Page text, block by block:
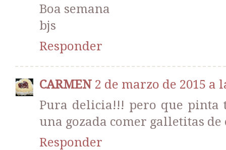
Boa semana
bjs
Responder
CARMEN 2 de marzo de 2015 a
Pura delicia!!! pero que pinta
una gozada comer galletitas de
Responder